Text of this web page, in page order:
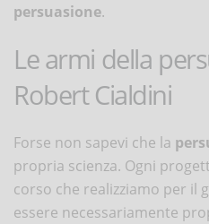
persuasione.
Le armi della
Robert Cialdini
Forse non sapevi che la
propria scienza. Ogni
corso che realizziamo per il
essere necessariamente